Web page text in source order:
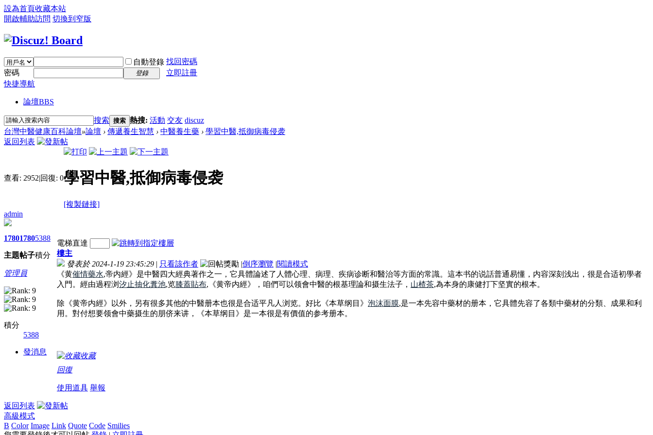
設為首頁收藏本站
開啟輔助訪問 切換到窄版
自動登錄 找回密碼
密碼
登錄
立即註冊
快捷導航
論壇BBS
搜索 搜索 熱搜: 活動 交友 discuz
台灣中醫健康百科論壇»論壇 › 傳遞養生智慧 › 中醫養生藥 › 學習中醫,抵御病毒侵袭
返回列表
查看: 2952|回復: 0學習中醫,抵御病毒侵袭
[複製鏈接]
admin
1780
主題
1780
帖子
5388
積分
管理員
積分
5388
發消息
電梯直達
樓主
發表於 2024-1-19 23:45:29 | 只看該作者 |倒序瀏覽 |閱讀模式
《黄催情藥水,帝内經》是中醫四大經典著作之一，它具體論述了人體心理、病理、疾病诊断和醫治等方面的常識。這本书的说話普通易懂，内容深刻浅出，很是合适初學者
入門。經由過程浏 汐止抽化糞池,览膝蓋貼布,《黄帝内經》，咱們可以领會中醫的根基理論和摄生法子， 山楂茶,為本身的康健打下坚實的根本。
除《黄帝内經》以外，另有很多其他的中醫册本也很是合适平凡人浏览。好比《本草纲目》 泡沫面膜,是一本先容中藥材的册本，它具體先容了各類中藥材的分類、成果和利
用。對付想要领會中藥摄生的朋侪来讲，《本草纲目》是一本很是有價值的参考册本。
收藏
回復
使用道具 舉報
返回列表
高級模式
B Color Image Link Quote Code Smilies